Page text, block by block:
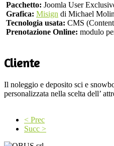
Pacchetto: Joomla User
Grafica: Misign di Michael
Tecnologia usata: CMS
Prenotazione Online: modulo
Cliente
Il noleggio e deposito sci e
personalizzata nella scelta dell’
< Prec
Succ >